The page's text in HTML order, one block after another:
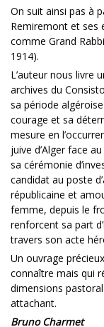
On suit ainsi pas à
Remiremont et ses
comme Grand
1914).
L’auteur nous livre
archives du
sa période
courage et sa
mesure en
juive d’Alger face
sa cérémonie
candidat au poste
républicaine et
femme, depuis le
renforcent sa part
travers son acte
Un ouvrage
connaître mais qui
dimensions
attachant.
Bruno Charmet